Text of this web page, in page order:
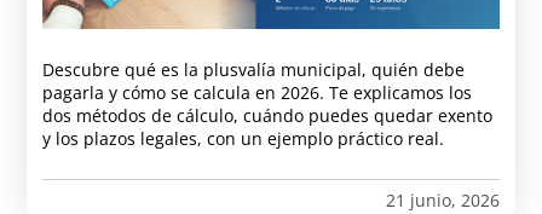
Descubre qué es la plusvalía municipal, quién debe
pagarla y cómo se calcula en 2026. Te explicamos los
dos métodos de cálculo, cuándo puedes quedar exento
y los plazos legales, con un ejemplo práctico real.
21 junio, 2026